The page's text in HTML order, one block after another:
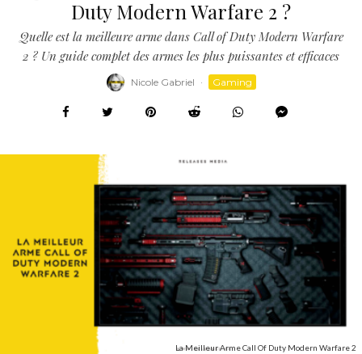
Duty Modern Warfare 2 ?
Quelle est la meilleure arme dans Call of Duty Modern Warfare
2 ? Un guide complet des armes les plus puissantes et efficaces
Nicole Gabriel · Gaming
La Meilleur Arme Call Of Duty Modern Warfare 2